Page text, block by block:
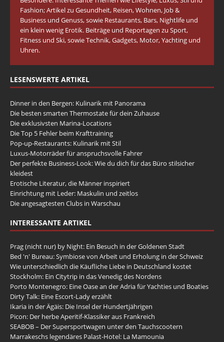
Fashion; Artikel zu Gesundheit, Reisen, Wohnen, Job &
Business und Genuss, sowie Restaurants, Bars, Nightlife und
ein klein wenig Erotik. Beiträge und Reportagen zu Sport,
Fitness und Ski, sowie Technik, Gadgets, Motor, Yachting und
Uhren.
LESENSWERTE ARTIKEL
Dinner in den Bergen: Kulinarik mit Panorama
Die besten smarten Thermostate für dein Zuhause
Die exklusivsten Marina-Locations
Die Top 5 Fehler beim Krafttraining
Pop-up-Restaurants: Kulinarik mit Stil
Luxus-Motorräder für anspruchsvolle Fahrer
Der perfekte Business-Look: Wie du dich für das Büro stilsicher
kleidest
Erotische Literatur, die Männer inspiriert
Einrichtung mit Leder: Maskulin und zeitlos
Die angesagtesten Clubs in Warschau
INTERESSANTE ARTIKEL
Prag (nicht nur) by Night: Ein Besuch in der Goldenen Stadt
Bed 'n' Bureau: Symbiose von Arbeit und Erholung in der Schweiz
Wie unterschiedlich die Käufliche Liebe in Deutschland kostet
Stockholm: Ein Citytrip in das Venedig des Nordens
Porto Montenegro: Eine Oase an der Adria für Yachties und Boaties
Dirty Talk: Eine Escort-Lady erzählt
Ikaria in der Ägäis: Die Insel der Hundertjährigen
Picon: Der herbe Aperitif-Klassiker aus Frankreich
SEABOB – Der Supersportwagen unter den Tauchscootern
Marrakeschs legendäres Palast-Hotel: La Mamounia